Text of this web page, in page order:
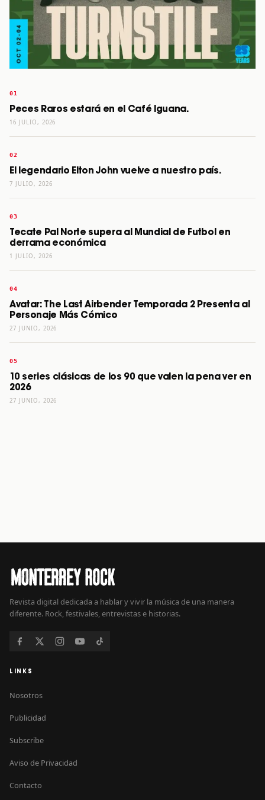
Peces Raros estará en el Café Iguana.
16 JULIO, 2026
El legendario Elton John vuelve a nuestro país.
7 JULIO, 2026
Tecate Pal Norte supera al Mundial de Futbol en
derrama económica
1 JULIO, 2026
Avatar: The Last Airbender Temporada 2 Presenta al
Personaje Más Cómico
27 JUNIO, 2026
10 series clásicas de los 90 que valen la pena ver en
2026
27 JUNIO, 2026
Revista digital dedicada a hablar y vivir la música de una manera
diferente. Rock, festivales, entrevistas e historias.
LINKS
Nosotros
Publicidad
Subscribe
Aviso de Privacidad
Contacto